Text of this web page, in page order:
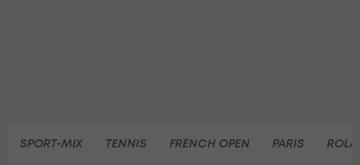
SPORT-MIX TENNIS FRENCH OPEN PARIS